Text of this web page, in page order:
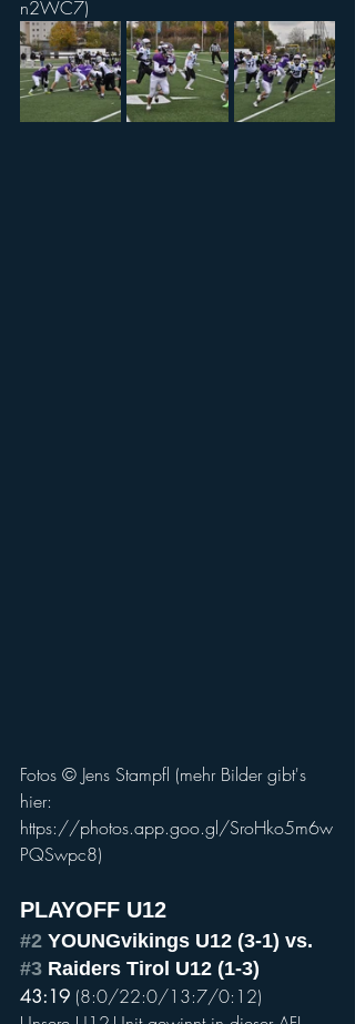
n2WC7)
Fotos © Jens Stampfl (mehr Bilder gibt's
hier:
https://photos.app.goo.gl/SroHko5m6w
PQSwpc8)
PLAYOFF U12
#2 YOUNGvikings U12 (3-1) vs.
#3 Raiders Tirol U12 (1-3)
43:19 (8:0/22:0/13:7/0:12)